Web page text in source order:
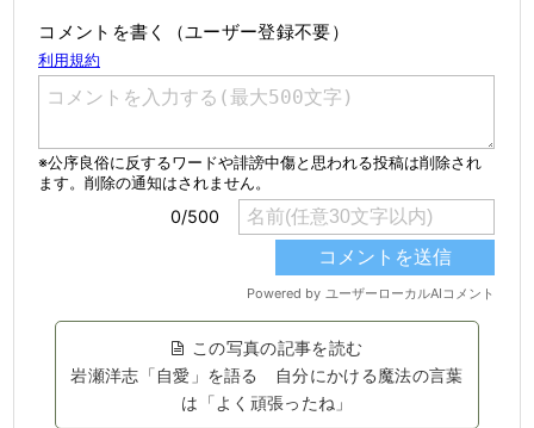
コメントを書く（ユーザー登録不要）
この写真の記事を読む
岩瀬洋志「自愛」を語る 自分にかける魔法の言葉
は「よく頑張ったね」